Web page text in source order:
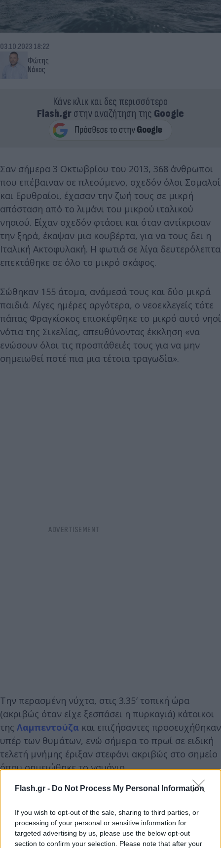
Flash.gr - Do Not Process My Personal Information
If you wish to opt-out of the sale, sharing to third parties, or
processing of your personal or sensitive information for
targeted advertising by us, please use the below opt-out
section to confirm your selection. Please note that after your
Φώτης
Νάκος
03.10.2023 18:22
Κάνε κλικ και δες περισσότερο
Flash.grστην αναζήτηση της Google
Σαν σήμερα 3 Οκτωβρίου του 2013, 368 άνθρωποι
που επέβαιναν σε πλεούμενο, σχεδόν όλοι Σομαλοί
και Ερυθραίοι, έχασαν την ζωή τους σε μικρή
απόσταση από το λιμάνι του μικρού ιταλικού
νησιού. Είχαν σχεδόν φτάσει και όταν αντίκρισαν
την ξηρά, έκαψαν μια κουβέρτα, για να τους δει η
Ιταλική Ακτοφυλακή. Η φωτιά σε λίγα δευτερόλεπτα
επεκτάθηκε σε όλο το μικρό σκάφος.
Σώθηκαν 155 άτομα, ανάμεσά τους και δύο μικρά
παιδιά. Λίγες ημέρες αργότερα, ο νεοεκλεγείς τότε
πάπας Φραγκίσκος επισκέφθηκε το μικρό αυτό νησί
νότια της Σικελίας, απευθύνοντας έκκληση «να
ενώσουν όλοι τις προσπάθειές τους για να μην
σημειωθεί ποτέ πια μια τέτοια τραγωδία».
Την περασμένη νύχτα, στις 3.35′ τοπική ώρα
(ακριβώς όταν είχε ξεσπάσει η πυρκαγιά) κάτοικοι
της Λαμπεντούζα και επιζήσαντες προσευχήθηκαν
υπέρ των θυμάτων, ενώ σήμερα το πρωί σε ειδική
τελετή μνήμης έριξαν στεφάνι ακριβώς στο σημείο
όπου σημειώθηκε το ναυάγιο.
La strage dei migranti del 2013, Lampedusa ricorda
quel 3 ottobre. Morirono in 368, la tragedia più
grave nel Mediterraneo#ANSA
https://t.co/kRyXmpgbwc